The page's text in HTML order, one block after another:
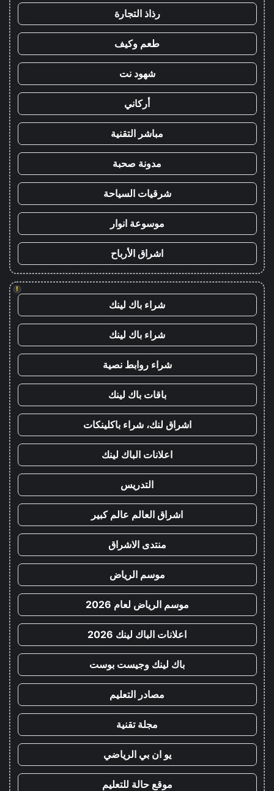
رذاذ التجارة
طعم وكيف
شهود نت
أركاني
مباشر التقنية
مدونة صحبة
شرقيات السياحة
موسوعة انوار
اشراق الأرباح
!
شراء باك لينك
شراء باك لينك
شراء روابط نصية
باقات باك لينك
اشراق لنك، شراء باكلينكات
اعلانات الباك لينك
التدريس
اشراق العالم عالم كبير
منتدى الاشراق
موسم الرياض
موسم الرياض لعام 2026
اعلانات الباك لينك 2026
باك لينك وجيست بوست
مصادر التعليم
مجلة تقنية
يو ان بي الرياضي
موقع حالة للتعليم